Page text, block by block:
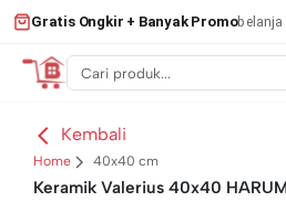
Gratis Ongkir + Banyak Promo
Kembali
Home 40x40 cm
Keramik Valerius 40x40